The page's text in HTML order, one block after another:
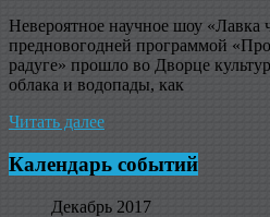
Невероятное научное шоу «Лавка
предновогодней программой
радуге» прошло во Дворце
облака и водопады, как
Читать далее
Календарь событий
Декабрь 2017